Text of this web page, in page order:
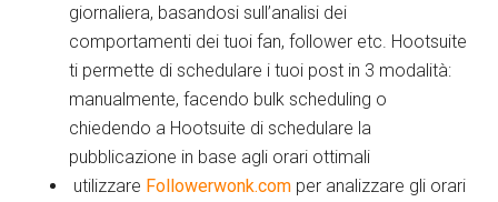
giornaliera, basandosi sull’analisi dei
comportamenti dei tuoi fan, follower etc. Hootsuite
ti permette di schedulare i tuoi post in 3 modalità:
manualmente, facendo bulk scheduling o
chiedendo a Hootsuite di schedulare la
pubblicazione in base agli orari ottimali
utilizzare Followerwonk.com per analizzare gli orari